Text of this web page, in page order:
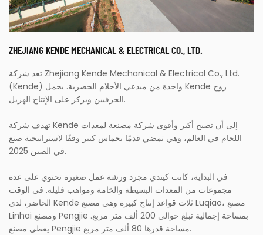
ZHEJIANG KENDE MECHANICAL & ELECTRICAL CO., LTD.
تعد شركة Zhejiang Kende Mechanical & Electrical Co., Ltd.
(Kende) واحدة من مبدعي الأحلام الحضرية. يحمل Kende روح
الحرفيين ويركز على الإنتاج الهزيل.
تهدف شركة Kende إلى أن تصبح أكبر وأقوى شركة مصنعة لمعدات
اللحام في العالم، وهي تمضي قدمًا بحماس كبير وفقًا لاستراتيجية صنع
في الصين 2025.
في البداية، كانت كيندي مجرد ورشة عمل صغيرة تحتوي على عدة
مجموعات من المعدات البسيطة والخامة ومواهب قليلة. في الوقت
الحاضر، لدى Kende ثلاث قواعد إنتاج كبيرة وهي مصنع Luqiao، مصنع
Linhai ومصنع Pengjie بمساحة إجمالية تبلغ حوالي 200 ألف متر مربع.
يغطي مصنع Pengjie مساحة قدرها 80 ألف متر مربع.